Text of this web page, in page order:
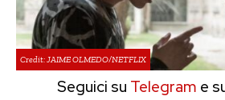
Credit: JAIME OLMEDO/NETFLIX
Seguici su Telegram e